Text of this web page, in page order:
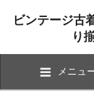
ビンテージ古
り
メニュ